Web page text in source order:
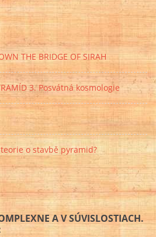
THE BRIDGE OF SIRAH
3. Posvátná kosmologie
o stavbě pyramid?
A V SÚVISLOSTIACH.